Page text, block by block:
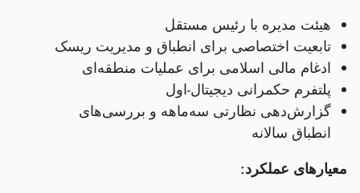
هیئت مدیره با رئیس مستقل
تابعیت اختصاصی برای انطباق و مدیریت ریسک
ادغام مالی اسلامی برای عملیات منطقه‌ای
پلتفرم حکمرانی دیجیتال-اول
گزارش‌دهی نظارتی سه‌ماهه و بررسی‌های
انطباق سالانه
معیارهای عملکرد: